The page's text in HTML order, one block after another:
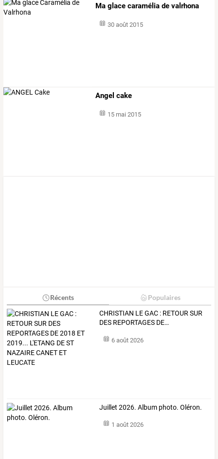
Ma glace caramélia de valrhona
30 août 2015
Angel cake
15 mai 2015
Récents Populaires
CHRISTIAN LEGAC : RETOUR SUR
DES REPORTAGES DE…
6 août 2026
Juillet 2026. Album photo. Oléron.
1 août 2026